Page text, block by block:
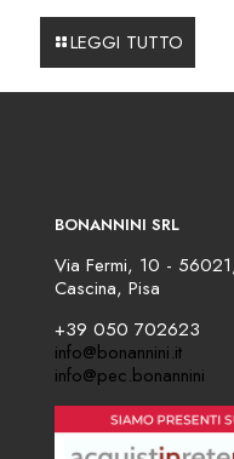
LEGGI TUTTO
BONANNINI SRL
Via Fermi, 10 -
Cascina, Pisa
+39 050 702623
info@bonannini.it
info@pec.bonannini